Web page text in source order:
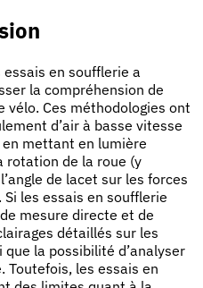
essais en soufflerie a
la compréhension de
vélo. Ces méthodologies ont
d’air à basse vitesse
mettant en lumière
rotation de la roue (y
de lacet sur les forces
les essais en soufflerie
mesure directe et de
détaillés sur les
la possibilité d’analyser
Toutefois, les essais en